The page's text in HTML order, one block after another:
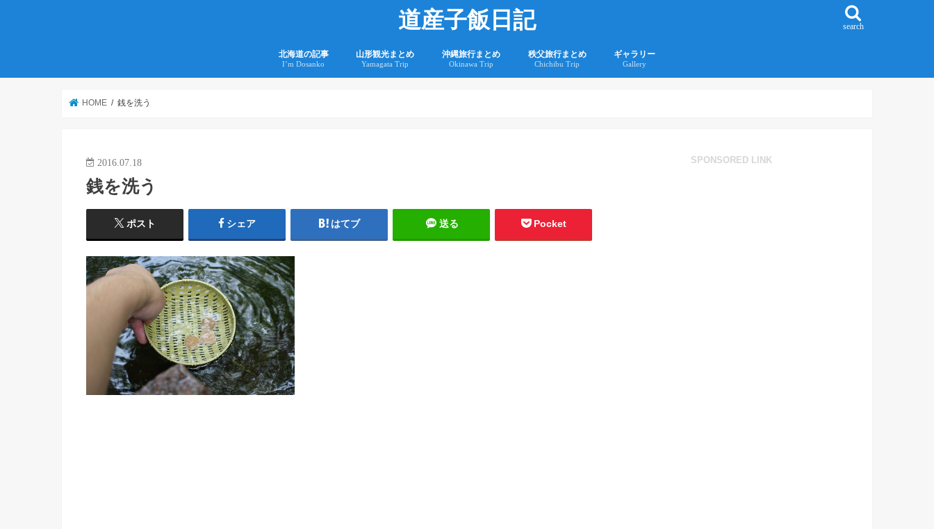
道産子飯日記 search
北海道の記事
I’m Dosanko
山形観光まとめ
Yamagata Trip
沖縄旅行まとめ
Okinawa Trip
秩父旅行まとめ
Chichibu Trip
ギャラリー
Gallery
HOME 銭を洗う
2016.07.18
銭を洗う
ポスト シェア はてブ 送る Pocket
SPONSORED LINK